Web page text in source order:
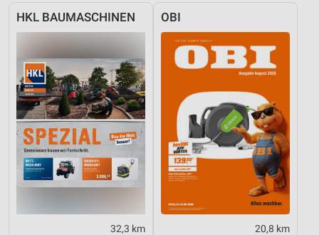
HKL BAUMASCHINEN
32,3 km
OBI
20,8 km
Funktional